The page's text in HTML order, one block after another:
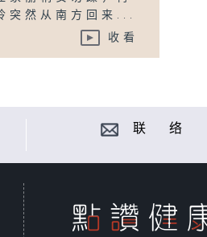
突然从南方回来...
收看
联 络